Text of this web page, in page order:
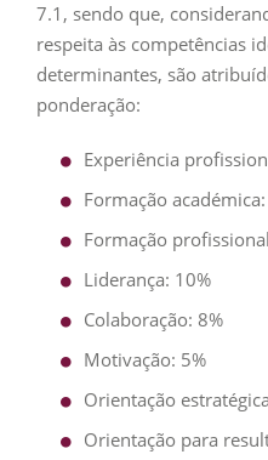
7.1, sendo que,
respeita às competências
determinantes, são
ponderação:
Experiência
Formação
Formação
Liderança: 10%
Colaboração: 8%
Motivação: 5%
Orientação
Orientação para